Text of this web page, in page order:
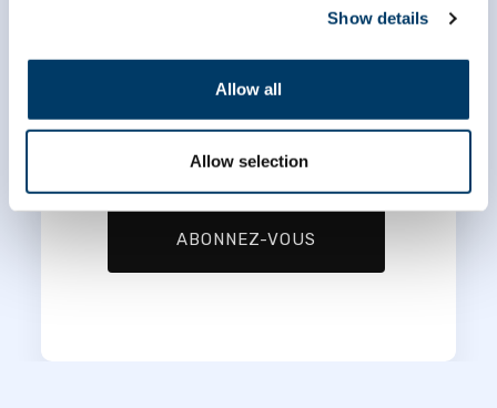
Show details
Allow all
Allow selection
Nom*